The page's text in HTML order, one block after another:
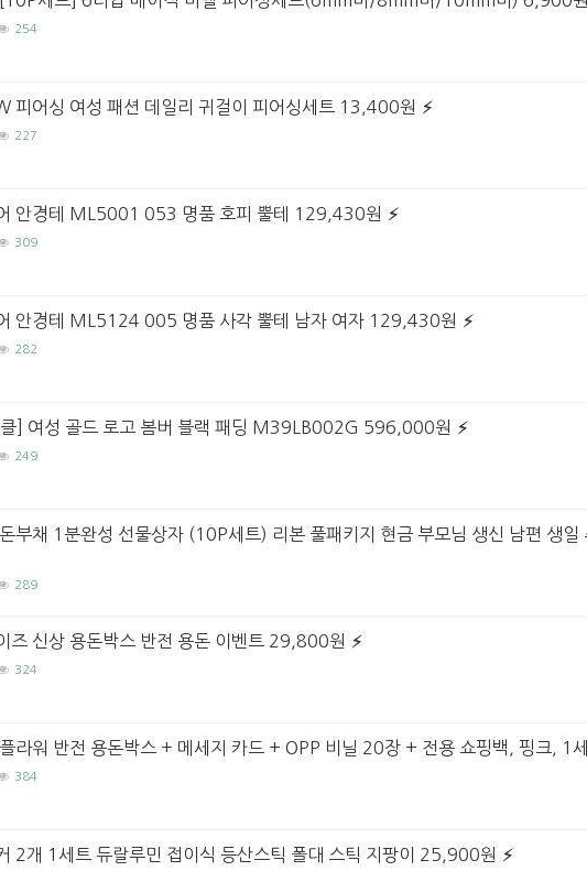
254
피어싱 여성 패션 데일리 귀걸이 피어싱세트 13,400원
227
안경테 ML5001 053 명품 호피 뿔테 129,430원
309
안경테 ML5124 005 명품 사각 뿔테 남자 여자 129,430원
282
클] 여성 골드 로고 봄버 블랙 패딩 M39LB002G 596,000원
249
부채 1분완성 선물상자 (10P세트) 리본 풀패키지 현금 부모님 생신 남편 생
289
즈 신상 용돈박스 반전 용돈 이벤트 29,800원
324
플라워 반전 용돈박스 + 메세지 카드 + OPP 비닐 20장 + 전용 쇼핑백, 핑크, 1
384
2개 1세트 듀랄루민 접이식 등산스틱 폴대 스틱 지팡이 25,900원